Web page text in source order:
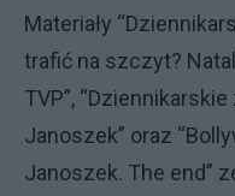
Materiały
trafić na szczyt?
TVP”,
Janoszek” oraz
Janoszek. The end”